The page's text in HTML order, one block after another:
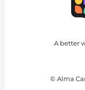
A better
© Alma